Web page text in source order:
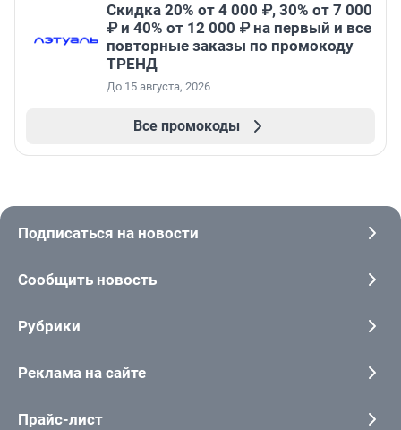
Скидка 20% от 4 000 ₽, 30% от 7 000
₽ и 40% от 12 000 ₽ на первый и все
повторные заказы по промокоду
ТРЕНД
До 15 августа, 2026
Все промокоды
Подписаться на новости
Сообщить новость
Рубрики
Реклама на сайте
Прайс-лист